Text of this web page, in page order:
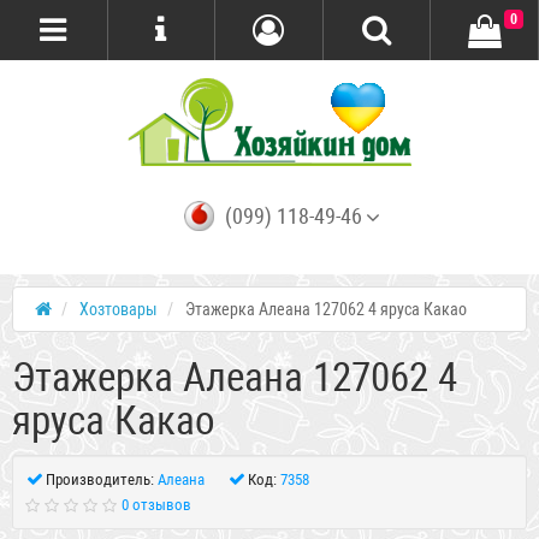
(099) 118-49-46
0
Хозтовары Этажерка Алеана 127062 4 яруса Какао
Этажерка Алеана 127062 4
яруса Какао
Производитель: Алеана Код: 7358
0 отзывов